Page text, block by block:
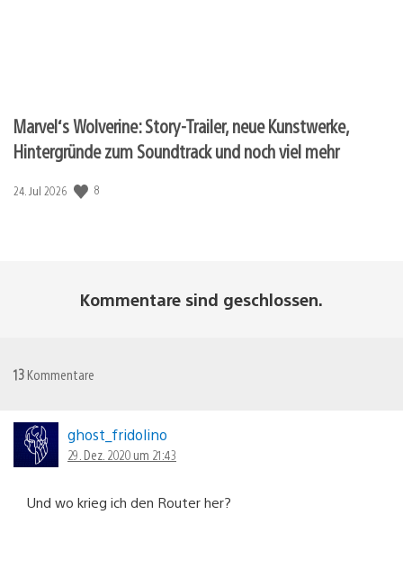
Marvel‘s Wolverine: Story-Trailer, neue Kunstwerke,
Hintergründe zum Soundtrack und noch viel mehr
Veröffentlichungsdatum:
24. Jul 2026 8
Kommentare sind geschlossen.
13 Kommentare
ghost_fridolino
29. Dez. 2020 um 21:43
Und wo krieg ich den Router her?